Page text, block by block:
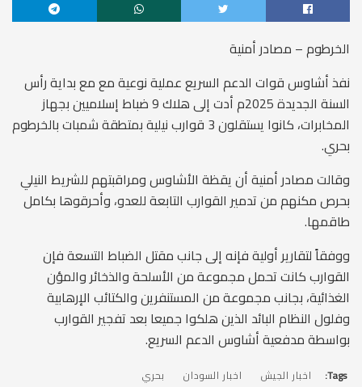
الخرطوم – مصادر أمنية
نفذ أشاوس قوات الدعم السريع عملية نوعية مع مع بداية رأس
السنة الجديدة 2025م أدت إلى هلاك 9 ضباط إسلاميين بجهاز
المخابرات، كانوا يستقلون 3 قوارب نيلية بمتطقة شمبات بالخرطوم
بحري.
وقالت مصادر أمنية أن يقظة الأشاوس ومراقبتهم للشريط النيلي
بحرص مكنهم من تدمير القوارب التابعة للعدو، وأحرقوها بكامل
طاقمها.
ووفقاً لتقارير أولية فإنه إلى جانب مقتل الضباط التسعة فإن
القوارب كانت تحمل مجموعة من الأسلحة والذخائر والمؤن
الغذائية، بجانب مجموعة من المستنفرين والكتائب الإرهابية
وفلول النظام البائد الذين هلكوا جميعا بعد تفجير القوارب
بواسطة مدفعية أشاوس الدعم السريع.
Tags: اخبار الجيش اخبار السودان بحري